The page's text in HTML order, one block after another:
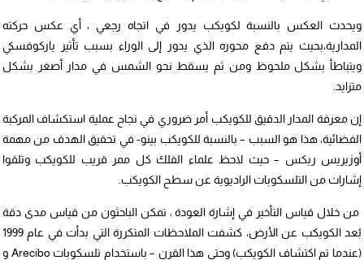
ويحدث العكس بالنسبة لكويكب يدور في اتجاه رجعي ، أي عكس حركته
المدارية،بحيث يتم دفع محوره الذي يدور إلى الوراء بسبب تأثير ياركوفسكي
ويتباطأ بشكل ملحوظ ومن ثم يسقط نحو الشمس في مدار أصغر بشكل
متزايد.
إن معرفة المدار الدقيق للكويكب أمر ضروري في نجاح عملية استكشاف المركبة
الفضائية، هذا هو السبب – بالنسبة للكويكب بينو- في تحقيق الهدف من مهمة
أوزيريس ريكس – حيث لاحظ علماء الفلك كل ممر قريب للكويكب وتلقوا
إشارات من التلسكوبات الراديوية عن سطح الكويكب.
من خلال قياس التأخير في إشارة العودة ، تمكن الباحثون من قياس مدى دقة
بُعد الكويكب عن الأرض، كشفت الملاحظات المتكررة التي بدأت في عام 1999
(عندما تم اكتشاف الكويكب) وحتى هذا القرن – باستخدام تلسكوبات Arecibo و